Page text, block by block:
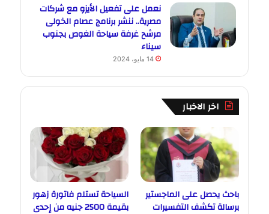
نعمل على تفعيل الأيزو مع شركات
مصرية.. ننشر برنامج عصام الخولى
مرشح غرفة سياحة الغوص بجنوب
سيناء
14 مايو، 2024
اخر الاخبار
باحث يحصل على الماجستير
برسالة تكشف التفسيرات
السياحة تستلم فاتورة زهور
بقيمة 2500 جنيه من إحدى